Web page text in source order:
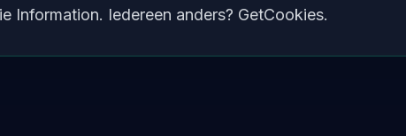
Information. Iedereen anders? GetCookies.